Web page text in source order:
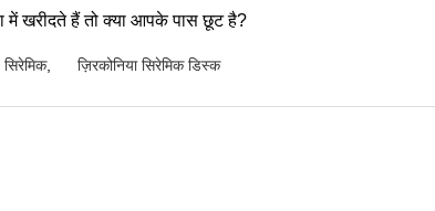
में खरीदते हैं तो क्या आपके पास छूट है?
, ज़िरकोनिया सिरेमिक डिस्क